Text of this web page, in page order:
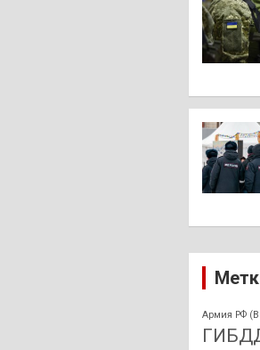
Армия РФ